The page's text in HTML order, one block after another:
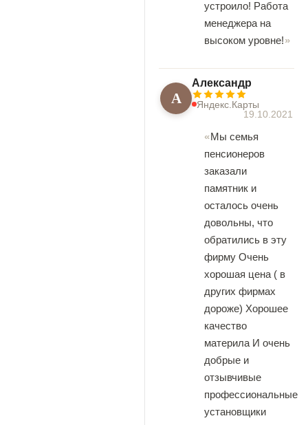
устроило! Работа
менеджера на
высоком уровне!
А
Александр
Яндекс.Карты
19.10.2021
Мы семья
пенсионеров
заказали
памятник и
осталось очень
довольны, что
обратились в эту
фирму Очень
хорошая цена ( в
других фирмах
дороже) Хорошее
качество
материла И очень
добрые и
отзывчивые
профессиональные
установщики